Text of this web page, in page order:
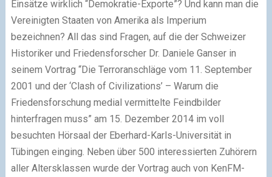
Einsätze wirklich “Demokratie-Exporte”? Und kann man die
Vereinigten Staaten von Amerika als Imperium
bezeichnen? All das sind Fragen, auf die der Schweizer
Historiker und Friedensforscher Dr. Daniele Ganser in
seinem Vortrag “Die Terroranschläge vom 11. September
2001 und der ‘Clash of Civilizations’ – Warum die
Friedensforschung medial vermittelte Feindbilder
hinterfragen muss” am 15. Dezember 2014 im voll
besuchten Hörsaal der Eberhard-Karls-Universität in
Tübingen einging. Neben über 500 interessierten Zuhörern
aller Altersklassen wurde der Vortrag auch von KenFM-